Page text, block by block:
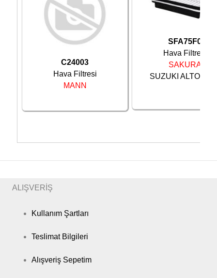
C24003
Hava Filtresi
MANN
SFA75F0
Hava Filtresi
SAKURA
SUZUKI ALTO 1.1
ALIŞVERİŞ
Kullanım Şartları
Teslimat Bilgileri
Alışveriş Sepetim